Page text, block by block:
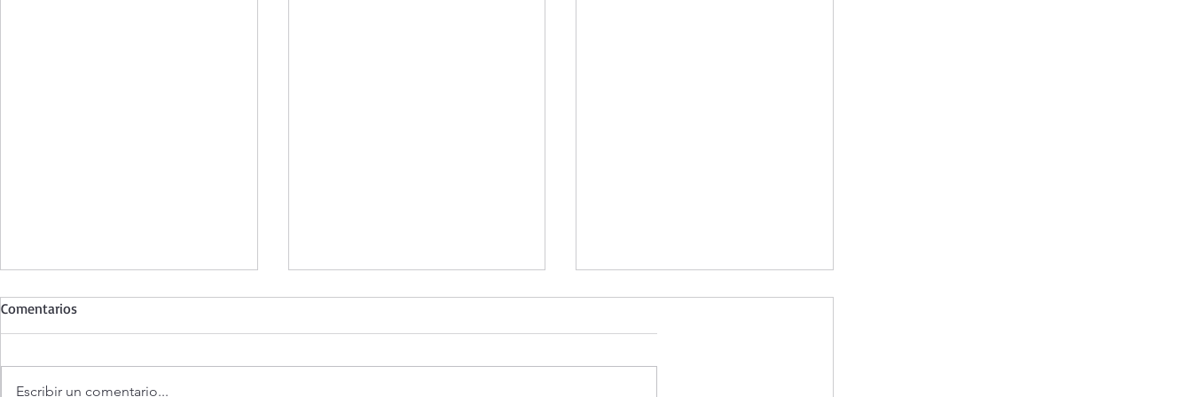
Comentarios
Escribir un comentario...